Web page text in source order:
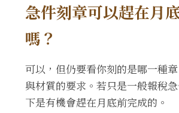
急件刻章可以趕在月
嗎？
可以，但仍要看你刻的是哪一種
與材質的要求。若只是一般報稅
下是有機會趕在月底前完成的。